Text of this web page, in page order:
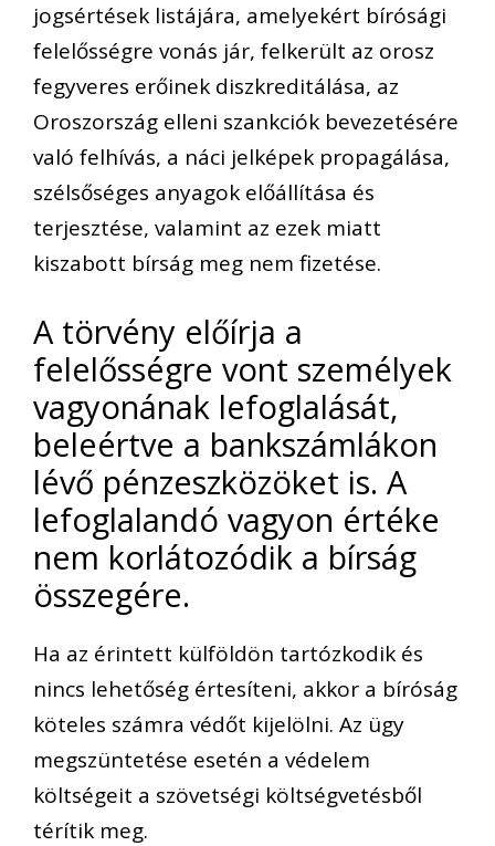
jogsértések listájára, amelyekért bírósági
felelősségre vonás jár, felkerült az orosz
fegyveres erőinek diszkreditálása, az
Oroszország elleni szankciók bevezetésére
való felhívás, a náci jelképek propagálása,
szélsőséges anyagok előállítása és
terjesztése, valamint az ezek miatt
kiszabott bírság meg nem fizetése.
A törvény előírja a
felelősségre vont személyek
vagyonának lefoglalását,
beleértve a bankszámlákon
lévő pénzeszközöket is. A
lefoglalandó vagyon értéke
nem korlátozódik a bírság
összegére.
Ha az érintett külföldön tartózkodik és
nincs lehetőség értesíteni, akkor a bíróság
köteles számra védőt kijelölni. Az ügy
megszüntetése esetén a védelem
költségeit a szövetségi költségvetésből
térítik meg.